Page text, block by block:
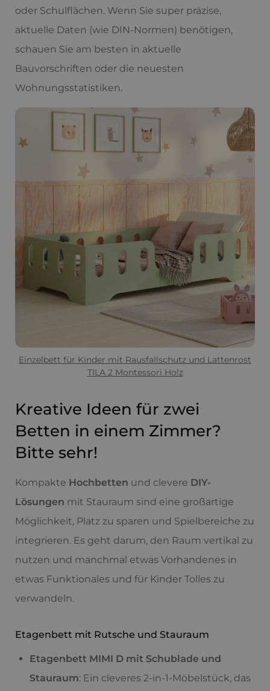
oder Schulflächen. Wenn Sie super präzise,
aktuelle Daten (wie DIN-Normen) benötigen,
schauen Sie am besten in aktuelle
Bauvorschriften oder die neuesten
Wohnungsstatistiken.
Einzelbett für Kinder mit Rausfallschutz und Lattenrost
TILA 2 Montessori Holz
Kreative Ideen für zwei
Betten in einem Zimmer?
Bitte sehr!
Kompakte Hochbetten und clevere DIY-
Lösungen mit Stauraum sind eine großartige
Möglichkeit, Platz zu sparen und Spielbereiche zu
integrieren. Es geht darum, den Raum vertikal zu
nutzen und manchmal etwas Vorhandenes in
etwas Funktionales und für Kinder Tolles zu
verwandeln.
Etagenbett mit Rutsche und Stauraum
Etagenbett MIMI D mit Schublade und
Stauraum: Ein cleveres 2-in-1-Möbelstück, das